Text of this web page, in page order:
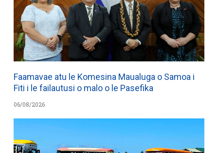
Faamavae atu le Komesina Maualuga o Samoa i
Fiti i le failautusi o malo o le Pasefika
06/08/2026